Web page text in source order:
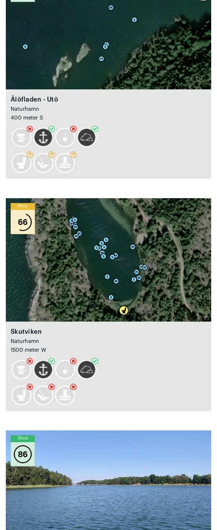
Ålöfladen - Utö
Naturhamn
400 meter S
Wind
66
Skutviken
Naturhamn
1500 meter W
Wind
86